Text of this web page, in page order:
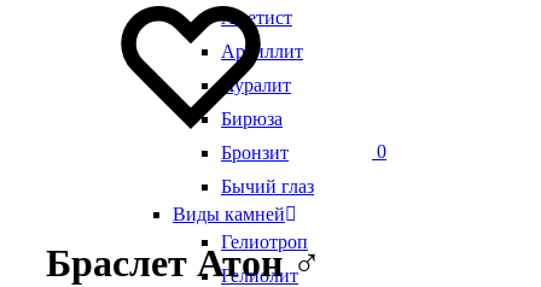
Аметист
Аргиллит
Ауралит
Бирюза
Бронзит
Бычий глаз
Виды камней
Гелиотроп
Гелиолит
0
Браслет Атон ♂